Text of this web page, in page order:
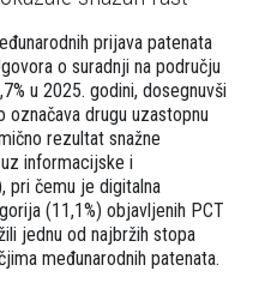
prijava patenata
o suradnji na području
u 2025. godini, dosegnuvši
drugu uzastopnu
rezultat snažne
informacijske i
pri čemu je digitalna
(11,1%) objavljenih PCT
jednu od najbržih stopa
međunarodnih patenata.